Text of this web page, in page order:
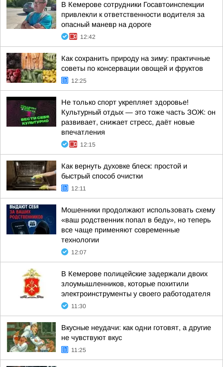
В Кемерове сотрудники Госавтоинспекции
привлекли к ответственности водителя за
опасный маневр на дороге
12:42
Как сохранить природу на зиму: практичные
советы по консервации овощей и фруктов
12:25
Не только спорт укрепляет здоровье!
Культурный отдых — это тоже часть ЗОЖ: он
развивает, снижает стресс, даёт новые
впечатления
12:15
Как вернуть духовке блеск: простой и
быстрый способ очистки
12:11
Мошенники продолжают использовать схему
«ваш родственник попал в беду», но теперь
все чаще применяют современные
технологии
12:07
В Кемерове полицейские задержали двоих
злоумышленников, которые похитили
электроинструменты у своего работодателя
11:30
Вкусные неудачи: как одни готовят, а другие
не чувствуют вкус
11:25